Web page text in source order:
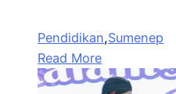
Pendidikan,Sumenep
Read More